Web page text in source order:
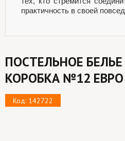
практичность в своей
ПОСТЕЛЬНОЕ БЕЛЬЕ
КОРОБКА №12 ЕВРО
Код: 142722